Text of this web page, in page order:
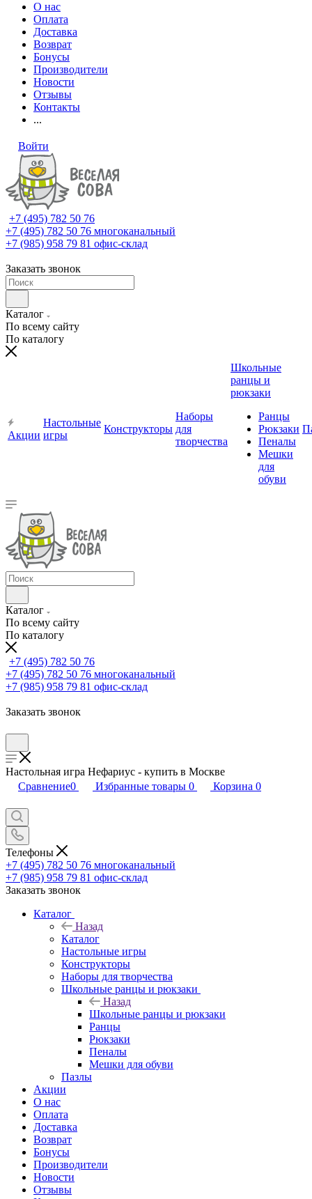
О нас
Оплата
Доставка
Возврат
Бонусы
Производители
Новости
Отзывы
Контакты
...
Войти
+7 (495) 782 50 76
+7 (495) 782 50 76 многоканальный
+7 (985) 958 79 81 офис-склад
Заказать звонок
Каталог
По всему сайту
По каталогу
Акции
Настольные
игры
Конструкторы
Наборы
для
творчества
Школьные
ранцы и
рюкзаки
Ранцы
Рюкзаки
Пеналы
Мешки
для
обуви
Каталог
По всему сайту
По каталогу
+7 (495) 782 50 76
+7 (495) 782 50 76 многоканальный
+7 (985) 958 79 81 офис-склад
Заказать звонок
Настольная игра Нефариус - купить в Москве
Сравнение0 Избранные товары 0 Корзина 0
Телефоны
+7 (495) 782 50 76 многоканальный
+7 (985) 958 79 81 офис-склад
Заказать звонок
Каталог
Назад
Каталог
Настольные игры
Конструкторы
Наборы для творчества
Школьные ранцы и рюкзаки
Назад
Школьные ранцы и рюкзаки
Ранцы
Рюкзаки
Пеналы
Мешки для обуви
Пазлы
Акции
О нас
Оплата
Доставка
Возврат
Бонусы
Производители
Новости
Отзывы